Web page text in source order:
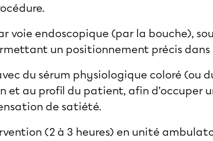
voie endoscopique (par la bouche),
un positionnement précis dans
du sérum physiologique coloré (ou
et au profil du patient, afin d’occuper
de satiété.
(2 à 3 heures) en unité